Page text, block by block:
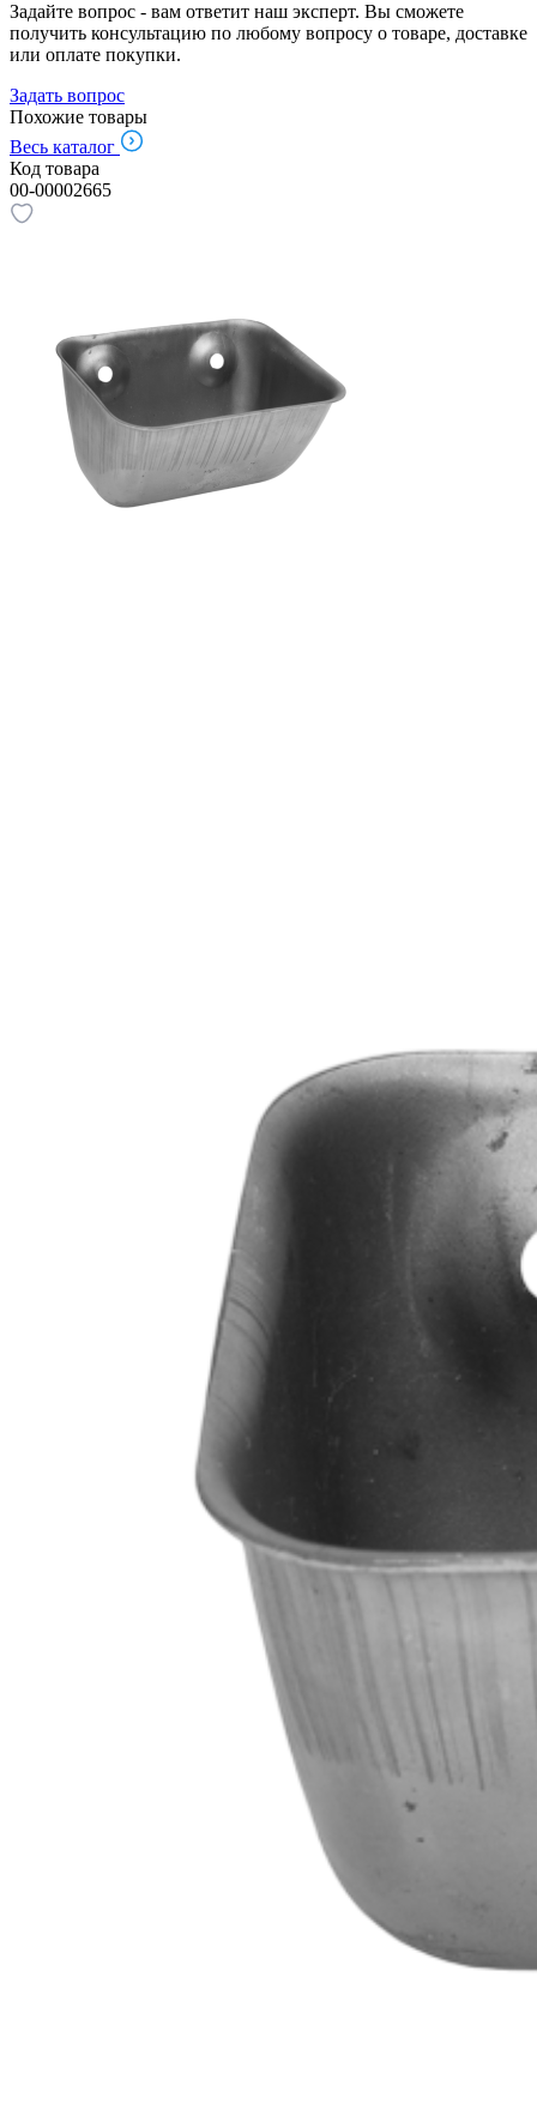
Задайте вопрос - вам ответит наш эксперт. Вы сможете
получить консультацию по любому вопросу о товаре, доставке
или оплате покупки.
Задать вопрос
Похожие товары
Весь каталог
Код товара
00-00002665